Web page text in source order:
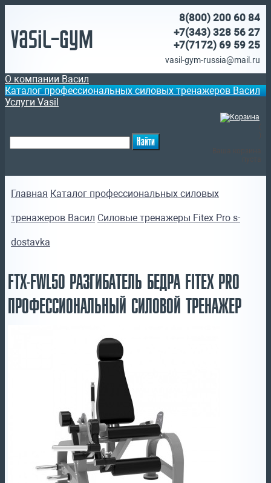
Vasil-Gym
8(800) 200 60 84
+7(343) 328 56 27
+7(7172) 69 59 25
vasil-gym-russia@mail.ru
О компании Васил
Каталог профессиональных силовых тренажеров Васил
Услуги Vasil
Главная Каталог профессиональных силовых
тренажеров Васил Силовые тренажеры Fitex Pro s-
dostavka
FTX-FWL50 РАЗГИБАТЕЛЬ БЕДРА FITEX PRO
ПРОФЕССИОНАЛЬНЫЙ СИЛОВОЙ ТРЕНАЖЕР